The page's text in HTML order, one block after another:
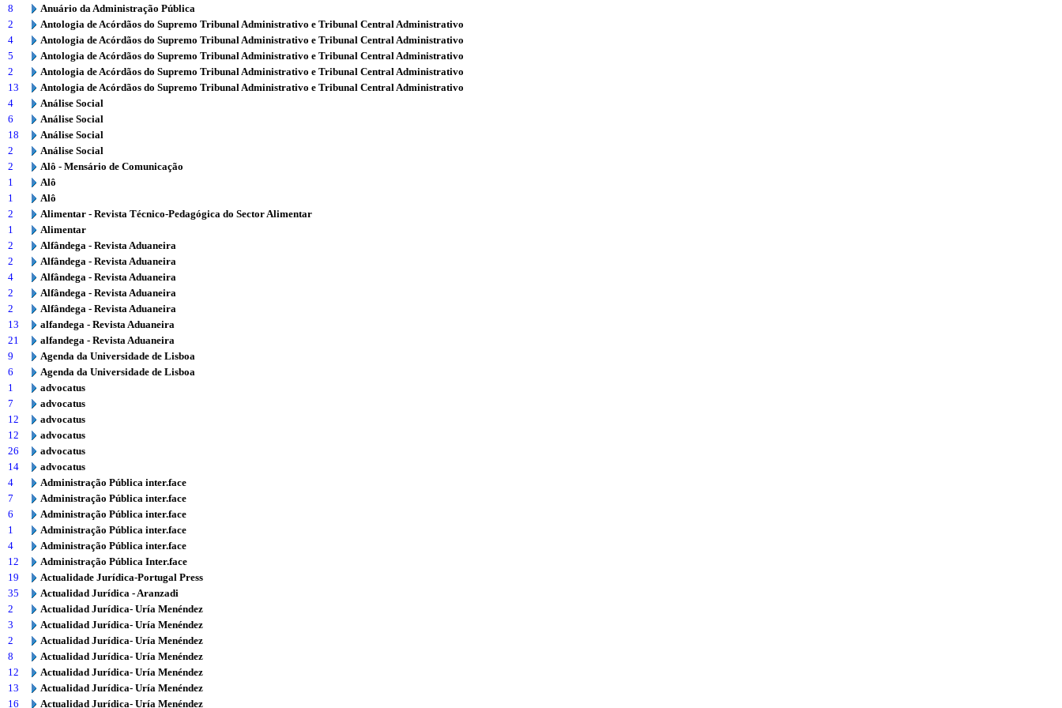
8
Anuário da Administração Pública
2
Antologia de Acórdãos do Supremo Tribunal Administrativo e Tribunal Central Administrativo
4
Antologia de Acórdãos do Supremo Tribunal Administrativo e Tribunal Central Administrativo
5
Antologia de Acórdãos do Supremo Tribunal Administrativo e Tribunal Central Administrativo
2
Antologia de Acórdãos do Supremo Tribunal Administrativo e Tribunal Central Administrativo
13
Antologia de Acórdãos do Supremo Tribunal Administrativo e Tribunal Central Administrativo
4
Análise Social
6
Análise Social
18
Análise Social
2
Análise Social
2
Alô - Mensário de Comunicação
1
Alô
1
Alô
2
Alimentar - Revista Técnico-Pedagógica do Sector Alimentar
1
Alimentar
2
Alfândega - Revista Aduaneira
2
Alfândega - Revista Aduaneira
4
Alfândega - Revista Aduaneira
2
Alfândega - Revista Aduaneira
2
Alfândega - Revista Aduaneira
13
alfandega - Revista Aduaneira
21
alfandega - Revista Aduaneira
9
Agenda da Universidade de Lisboa
6
Agenda da Universidade de Lisboa
1
advocatus
7
advocatus
12
advocatus
12
advocatus
26
advocatus
14
advocatus
4
Administração Pública inter.face
7
Administração Pública inter.face
6
Administração Pública inter.face
1
Administração Pública inter.face
4
Administração Pública inter.face
12
Administração Pública Inter.face
19
Actualidade Jurídica-Portugal Press
35
Actualidad Jurídica - Aranzadi
2
Actualidad Jurídica- Uría Menéndez
3
Actualidad Jurídica- Uría Menéndez
2
Actualidad Jurídica- Uría Menéndez
8
Actualidad Jurídica- Uría Menéndez
12
Actualidad Jurídica- Uría Menéndez
13
Actualidad Jurídica- Uría Menéndez
16
Actualidad Jurídica- Uría Menéndez